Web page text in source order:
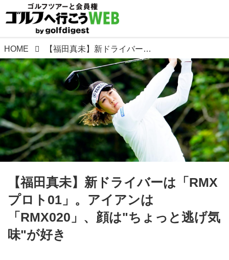
HOME 【福田真未】新ドライバーは「RMXプロト01」。アイアンは「RMX020」、顔は"ちょっと逃げ気味"が好き
【福田真未】新ドライバーは「RMX
プロト01」。アイアンは
「RMX020」、顔は"ちょっと逃げ気
味"が好き